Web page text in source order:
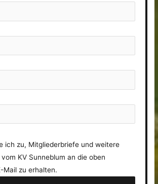
ich zu, Mitgliederbriefe und weitere
KV Sunneblum an die oben
Mail zu erhalten.